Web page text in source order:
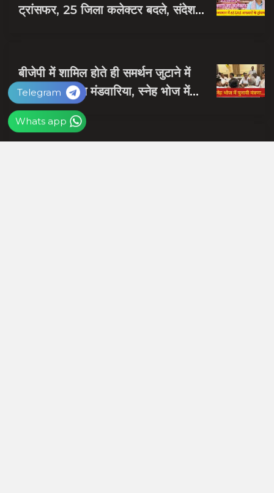
ट्रांसफर, 25 जिला कलेक्टर बदले, संदेश
बीजेपी में शामिल होते ही समर्थन जुटाने में
व्यस्त हुए दलपत मंडवारिया, स्नेह भोज में
पकी चुनावी खिचड...
Telegram
Whats app